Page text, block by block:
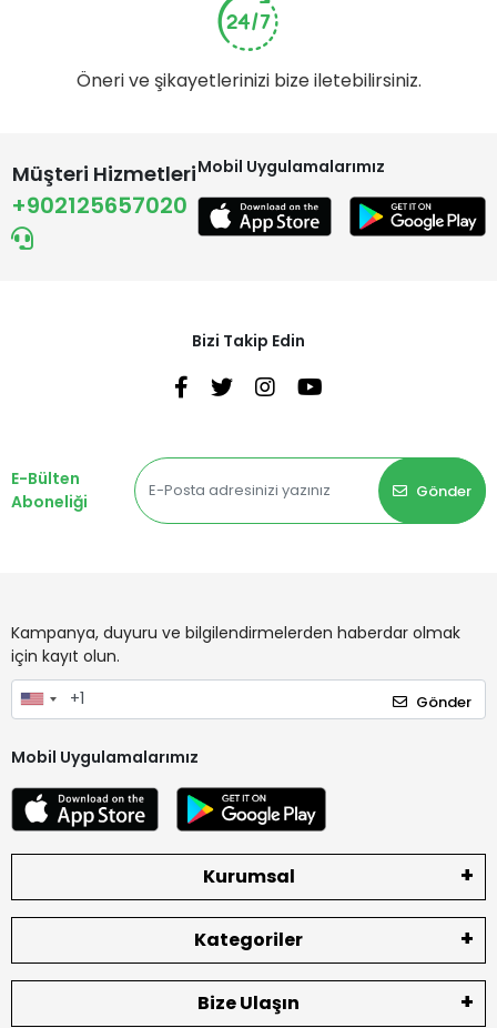
Öneri ve şikayetlerinizi bize iletebilirsiniz.
Müşteri Hizmetleri
+902125657020
Mobil Uygulamalarımız
Bizi Takip Edin
E-Bülten
Aboneliği
Gönder
Kampanya, duyuru ve bilgilendirmelerden haberdar olmak
için kayıt olun.
Gönder
Mobil Uygulamalarımız
Kurumsal
Kategoriler
Bize Ulaşın